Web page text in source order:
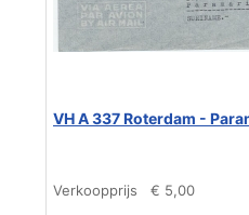
VH A 337 Roterdam -
Verkoopprijs € 5,00